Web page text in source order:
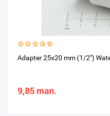
Adapter 25x20 mm (1/2")
9,85 man.